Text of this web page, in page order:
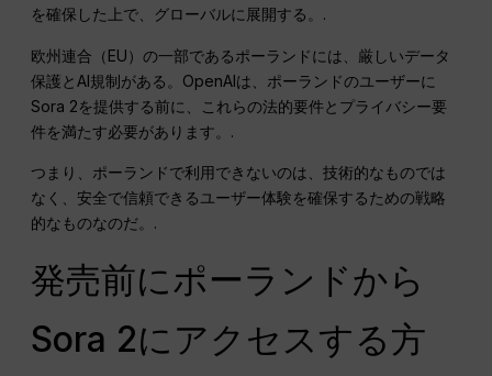
を確保した上で、グローバルに展開する。.
欧州連合（EU）の一部であるポーランドには、厳しいデータ
保護とAI規制がある。OpenAIは、ポーランドのユーザーに
Sora 2を提供する前に、これらの法的要件とプライバシー要
件を満たす必要があります。.
つまり、ポーランドで利用できないのは、技術的なものでは
なく、安全で信頼できるユーザー体験を確保するための戦略
的なものなのだ。.
発売前にポーランドから
Sora 2にアクセスする方